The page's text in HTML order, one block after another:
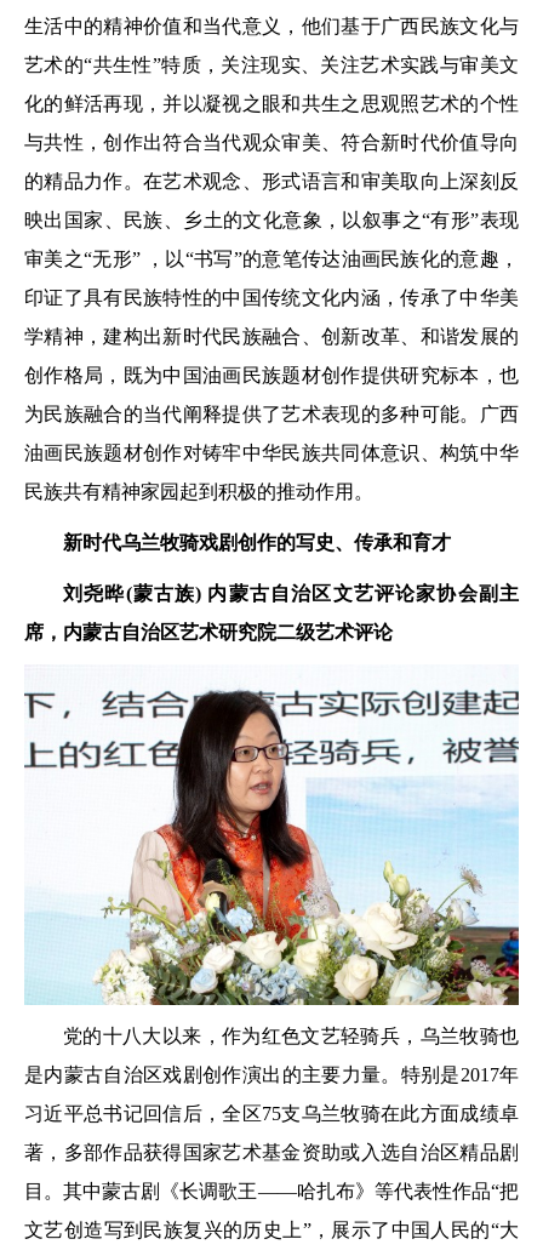
生活中的精神价值和当代意义，他们基于广西民族文化与
艺术的“共生性”特质，关注现实、关注艺术实践与审美文
化的鲜活再现，并以凝视之眼和共生之思观照艺术的个性
与共性，创作出符合当代观众审美、符合新时代价值导向
的精品力作。在艺术观念、形式语言和审美取向上深刻反
映出国家、民族、乡土的文化意象，以叙事之“有形”表现
审美之“无形” ，以“书写”的意笔传达油画民族化的意趣，
印证了具有民族特性的中国传统文化内涵，传承了中华美
学精神，建构出新时代民族融合、创新改革、和谐发展的
创作格局，既为中国油画民族题材创作提供研究标本，也
为民族融合的当代阐释提供了艺术表现的多种可能。广西
油画民族题材创作对铸牢中华民族共同体意识、构筑中华
民族共有精神家园起到积极的推动作用。
新时代乌兰牧骑戏剧创作的写史、传承和育才
刘尧晔(蒙古族) 内蒙古自治区文艺评论家协会副主
席， 内蒙古自治区艺术研究院二级艺术评论
党的十八大以来，作为红色文艺轻骑兵，乌兰牧骑也
是内蒙古自治区戏剧创作演出的主要力量。特别是2017年
习近平总书记回信后，全区75支乌兰牧骑在此方面成绩卓
著，多部作品获得国家艺术基金资助或入选自治区精品剧
目。其中蒙古剧《长调歌王——哈扎布》等代表性作品“把
文艺创造写到民族复兴的历史上”，展示了中国人民的“大